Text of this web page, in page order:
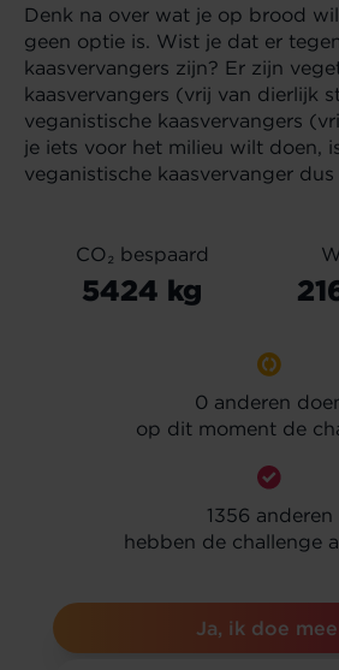
Denk na over wat je op brood
geen optie is. Wist je dat er
kaasvervangers zijn? Er zijn
kaasvervangers (vrij van dierlijk
veganistische kaasvervangers
je iets voor het milieu wilt doen,
veganistische kaasvervanger
CO₂ bespaard
5424 kg
0anderen
op dit moment de
1356 anderen
hebben de challenge
Ja, ik doe